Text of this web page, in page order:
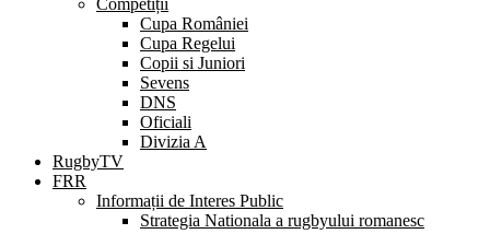
Competiții
Cupa României
Cupa Regelui
Copii si Juniori
Sevens
DNS
Oficiali
Divizia A
RugbyTV
FRR
Informații de Interes Public
Strategia Nationala a rugbyului romanesc